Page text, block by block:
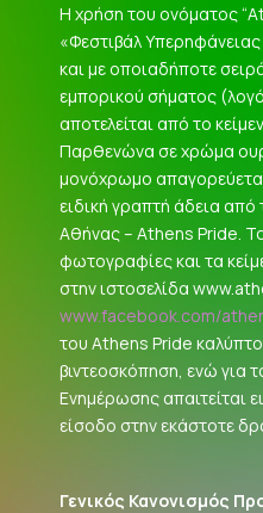
Η χρήση του ονόματος
«Φεστιβάλ
και με οποιαδήποτε
εμπορικού σήματος
αποτελείται από το
Παρθενώνα σε χρώμα
μονόχρωμο
ειδική γραπτή άδεια
Αθήνας – Athens Pride. Το
φωτογραφίες και τα
στην ιστοσελίδα
www.facebook.com/
του Athens Pride
βιντεοσκόπηση, ενώ για
Ενημέρωσης απαιτείται
είσοδο στην εκάστοτε
Γενικός Κανονισμός